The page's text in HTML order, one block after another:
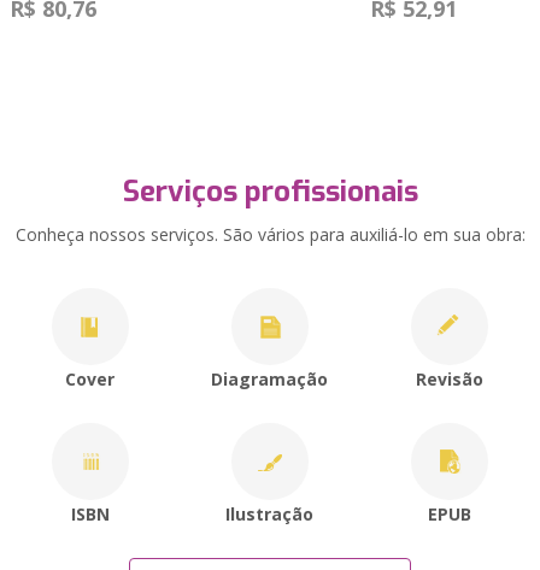
R$ 80,76 R$ 52,91
Serviços profissionais
Conheça nossos serviços. São vários para auxiliá-lo em sua obra:
Cover Diagramação Revisão
ISBN Ilustração EPUB